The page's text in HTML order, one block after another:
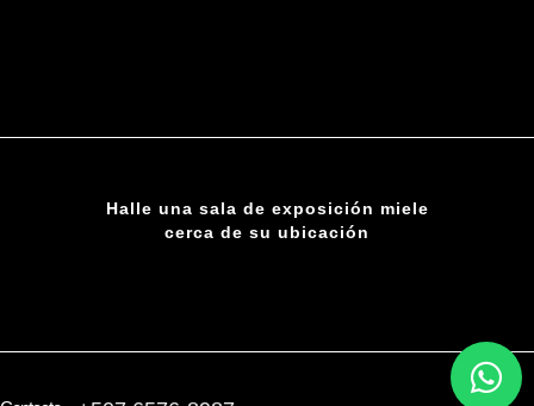
Halle una sala de exposición miele
cerca de su ubicación